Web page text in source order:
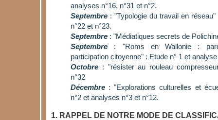
analyses n°16, n°31 et n°2.
Septembre : "Typologie du travail en
n°22 et n°23.
Septembre : "Médiatiques secrets de
Septembre : "Roms en Wallonie :
participation citoyenne" : Etude n° 1 et analyse
Octobre : "résister au rouleau
n°32
Décembre : "Explorations culturelles et
n°2 et analyses n°3 et n°12.
1. RAPPEL DE NOTRE MODE DE